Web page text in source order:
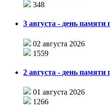
348
3 августа - день памяти
02 августа 2026
1559
2 августа - день
01 августа 2026
1266